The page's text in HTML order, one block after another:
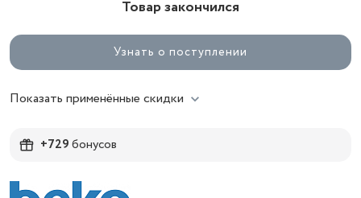
Товар закончился
Узнать о поступлении
Показать применённые скидки
+729бонусов